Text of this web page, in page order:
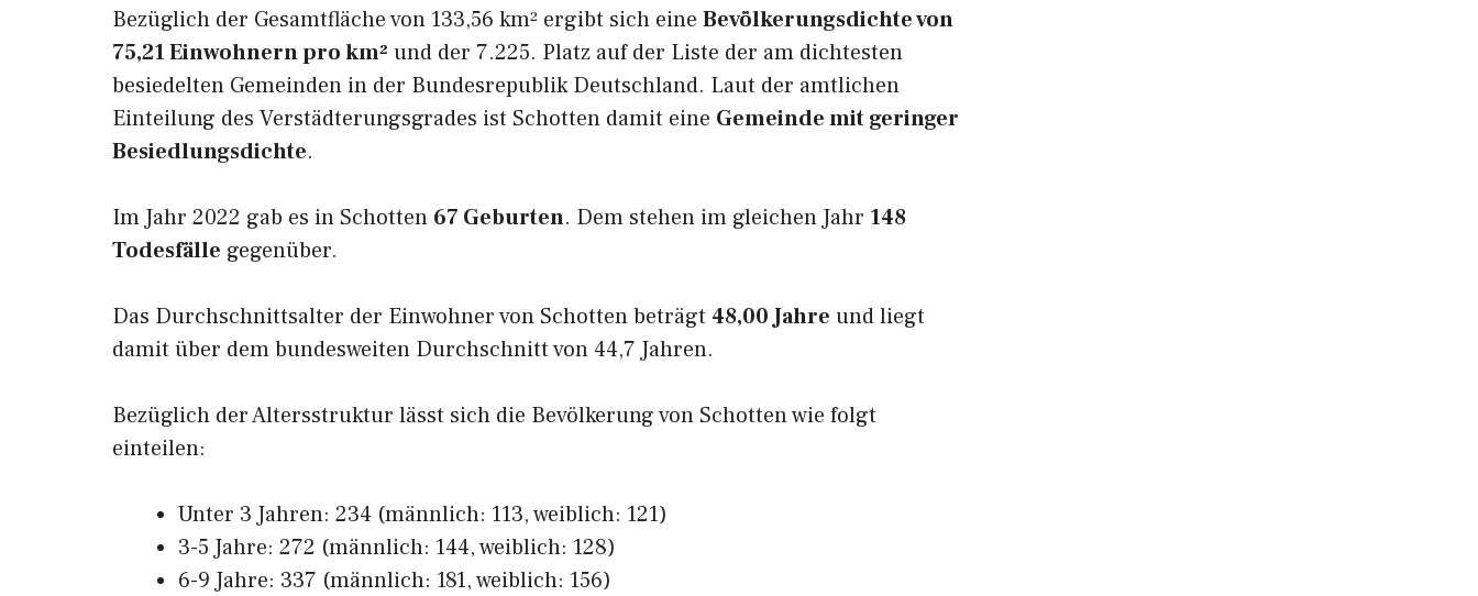
Bezüglich der Gesamtfläche von 133,56 km² ergibt sich eine Bevölkerungsdichte von
75,21 Einwohnern pro km² und der 7.225. Platz auf der Liste der am dichtesten
besiedelten Gemeinden in der Bundesrepublik Deutschland. Laut der amtlichen
Einteilung des Verstädterungsgrades ist Schotten damit eine Gemeinde mit geringer
Besiedlungsdichte.
Im Jahr 2022 gab es in Schotten 67 Geburten. Dem stehen im gleichen Jahr 148
Todesfälle gegenüber.
Das Durchschnittsalter der Einwohner von Schotten beträgt 48,00 Jahre und liegt
damit über dem bundesweiten Durchschnitt von 44,7 Jahren.
Bezüglich der Altersstruktur lässt sich die Bevölkerung von Schotten wie folgt
einteilen:
Unter 3 Jahren: 234 (männlich: 113, weiblich: 121)
3-5 Jahre: 272 (männlich: 144, weiblich: 128)
6-9 Jahre: 337 (männlich: 181, weiblich: 156)